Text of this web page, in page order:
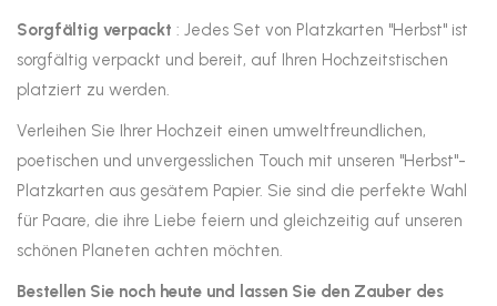
Sorgfältig verpackt : Jedes Set von Platzkarten "Herbst" ist
sorgfältig verpackt und bereit, auf Ihren Hochzeitstischen
platziert zu werden.
Verleihen Sie Ihrer Hochzeit einen umweltfreundlichen,
poetischen und unvergesslichen Touch mit unseren "Herbst"-
Platzkarten aus gesätem Papier. Sie sind die perfekte Wahl
für Paare, die ihre Liebe feiern und gleichzeitig auf unseren
schönen Planeten achten möchten.
Bestellen Sie noch heute und lassen Sie den Zauber des